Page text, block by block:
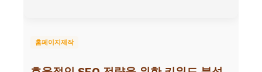
홈페이지제작